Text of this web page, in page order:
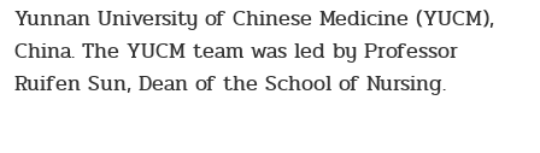
Yunnan University of Chinese Medicine (YUCM),
China. The YUCM team was led by Professor
Ruifen Sun, Dean of the School of Nursing.